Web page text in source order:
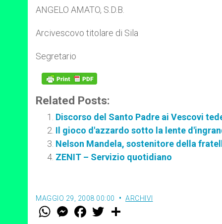
ANGELO AMATO, S.D.B.
Arcivescovo titolare di Sila
Segretario
Related Posts:
Discorso del Santo Padre ai Vescovi
Il gioco d'azzardo sotto la lente
Nelson Mandela, sostenitore della
ZENIT – Servizio quotidiano
MAGGIO 29, 2008 00:00 ARCHIVI
W M
e
F
a w